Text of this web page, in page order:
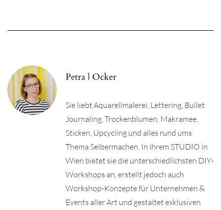
Petra | Ocker
Sie liebt Aquarellmalerei, Lettering, Bullet
Journaling, Trockenblumen, Makramee,
Sticken, Upcycling und alles rund ums
Thema Selbermachen. In ihrem STUDIO in
Wien bietet sie die unterschiedlichsten DIY-
Workshops an, erstellt jedoch auch
Workshop-Konzepte für Unternehmen &
Events aller Art und gestaltet exklusiven